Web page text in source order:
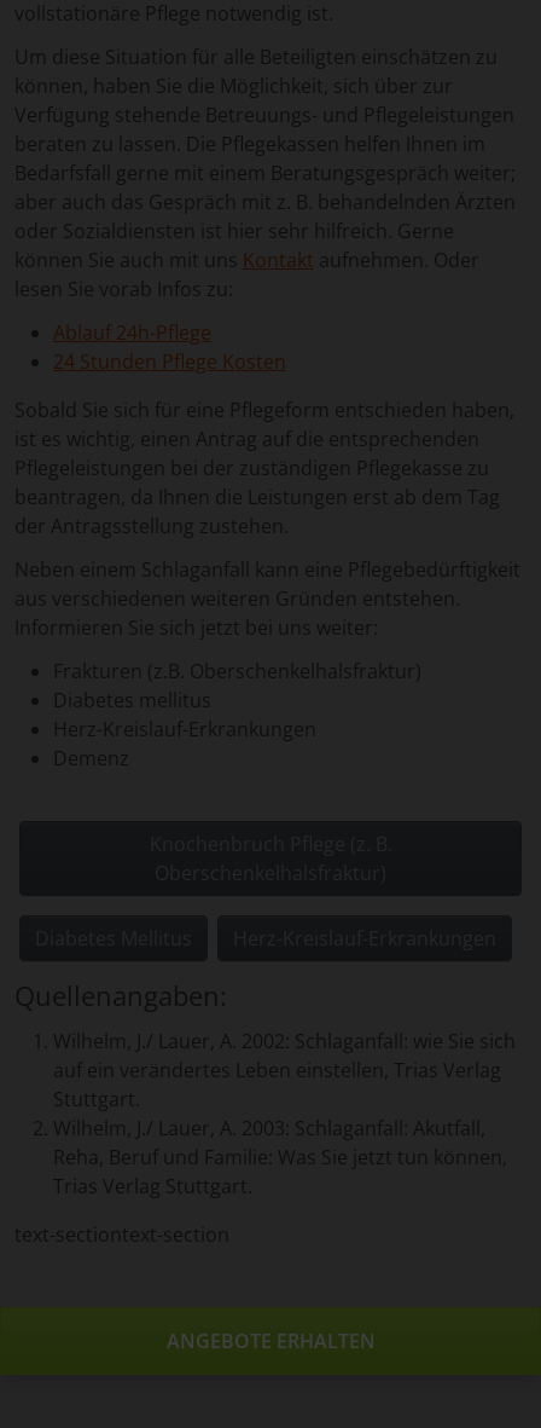
vollstationäre Pflege notwendig ist.
Um diese Situation für alle Beteiligten einschätzen zu
können, haben Sie die Möglichkeit, sich über zur
Verfügung stehende Betreuungs- und Pflegeleistungen
beraten zu lassen. Die Pflegekassen helfen Ihnen im
Bedarfsfall gerne mit einem Beratungsgespräch weiter;
aber auch das Gespräch mit z. B. behandelnden Ärzten
oder Sozialdiensten ist hier sehr hilfreich. Gerne
können Sie auch mit uns Kontakt aufnehmen. Oder
lesen Sie vorab Infos zu:
Ablauf 24h-Pflege
24 Stunden Pflege Kosten
Sobald Sie sich für eine Pflegeform entschieden haben,
ist es wichtig, einen Antrag auf die entsprechenden
Pflegeleistungen bei der zuständigen Pflegekasse zu
beantragen, da Ihnen die Leistungen erst ab dem Tag
der Antragsstellung zustehen.
Neben einem Schlaganfall kann eine Pflegebedürftigkeit
aus verschiedenen weiteren Gründen entstehen.
Informieren Sie sich jetzt bei uns weiter:
Frakturen (z.B. Oberschenkelhalsfraktur)
Diabetes mellitus
Herz-Kreislauf-Erkrankungen
Demenz
Quellenangaben:
Wilhelm, J./ Lauer, A. 2002: Schlaganfall: wie Sie sich
auf ein verändertes Leben einstellen, Trias Verlag
Stuttgart.
Wilhelm, J./ Lauer, A. 2003: Schlaganfall: Akutfall,
Reha, Beruf und Familie: Was Sie jetzt tun können,
Trias Verlag Stuttgart.
text-sectiontext-section
ANGEBOTE ERHALTEN